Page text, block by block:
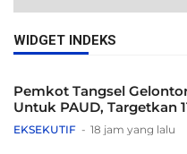
WIDGET INDEKS
Pemkot Tangsel
Untuk PAUD, Targetkan
EKSEKUTIF 18 jam yang lalu